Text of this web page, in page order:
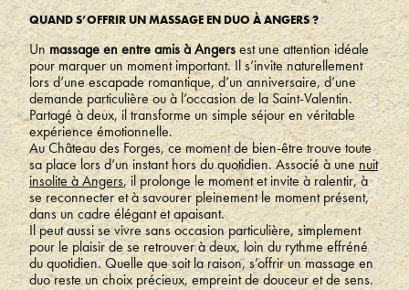
QUAND S’OFFRIR UN MASSAGE EN DUO À ANGERS ?
Unmassage en entre amis à Angersest une attention idéale
pour marquer un moment important. Il s’invite naturellement
lors d’une escapade romantique, d’un anniversaire, d’une
demande particulière ou à l’occasion de la Saint-Valentin.
Partagé à deux, il transforme un simple séjour en véritable
expérience émotionnelle.
Au Château des Forges, ce moment de bien-être trouve toute
sa place lors d’un instant hors du quotidien. Associé à unenuit
insolite à Angers, il prolonge le moment et invite à ralentir, à
se reconnecter et à savourer pleinement le moment présent,
dans un cadre élégant et apaisant.
Il peut aussi se vivre sans occasion particulière, simplement
pour le plaisir de se retrouver à deux, loin du rythme effréné
du quotidien. Quelle que soit la raison, s’offrir un massage en
duo reste un choix précieux, empreint de douceur et de sens.